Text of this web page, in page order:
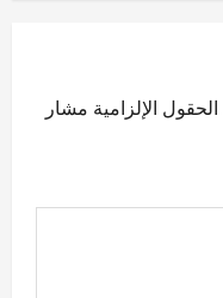
الحقول الإلزامية مشار